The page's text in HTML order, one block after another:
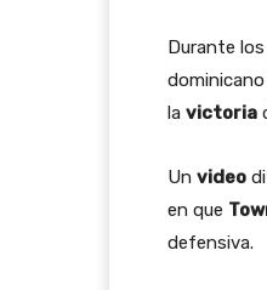
Durante
dominicano
la victoria
Un video
en que
defensiva.